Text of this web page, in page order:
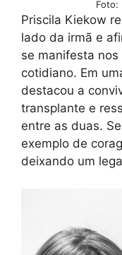
Foto:
Priscila Kiekow
lado da irmã e
se manifesta
cotidiano. Em
destacou a
transplante e
entre as duas.
exemplo de
deixando um